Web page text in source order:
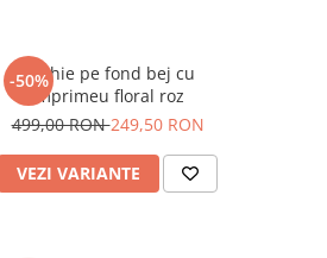
-50%
Rochie pe fond bej cu
imprimeu floral roz
499,00 RON249,50 RON
VEZI VARIANTE